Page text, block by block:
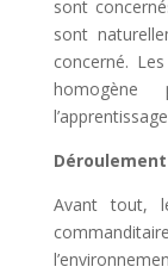
sont
sont
concerné.
Avant tout,